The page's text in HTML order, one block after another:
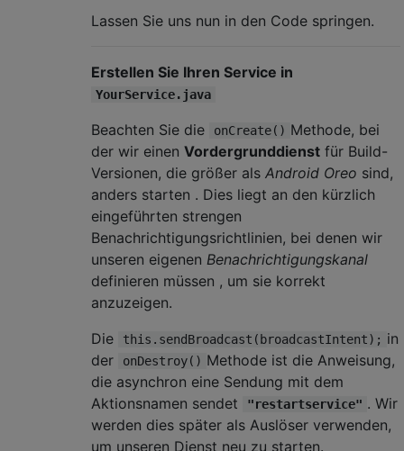
Lassen Sie uns nun in den Code springen.
Erstellen Sie Ihren Service in
YourService.java
Beachten Sie die onCreate() Methode, bei
der wir einen Vordergrunddienst für Build-
Versionen, die größer als Android Oreo sind,
anders starten . Dies liegt an den kürzlich
eingeführten strengen
Benachrichtigungsrichtlinien, bei denen wir
unseren eigenen Benachrichtigungskanal
definieren müssen , um sie korrekt
anzuzeigen.
Die
this.sendBroadcast(broadcastIntent); in
der
onDestroy() Methode ist die Anweisung,
die asynchron eine Sendung mit dem
Aktionsnamen sendet
"restartservice" . Wir
werden dies später als Auslöser verwenden,
um unseren Dienst neu zu starten.